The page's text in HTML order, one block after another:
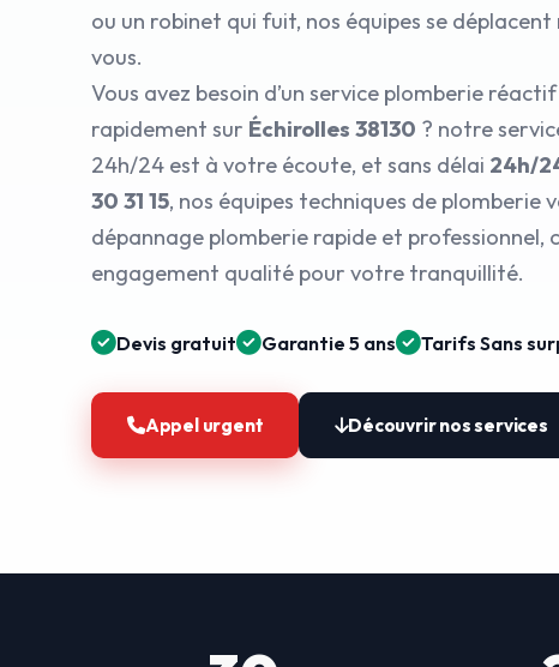
ou un robinet qui fuit, nos équipes se
vous.
Vous avez besoin d’un service plomberie
rapidement sur Échirolles 38130 ? notre
24h/24 est à votre écoute, et sans délai 24h/
30 31 15, nos équipes techniques de plomberie
dépannage plomberie rapide et professionnel,
engagement qualité pour votre tranquillité.
Devis gratuit Garantie 5 ans Tarifs Sans
Appel urgent Découvrir nos services